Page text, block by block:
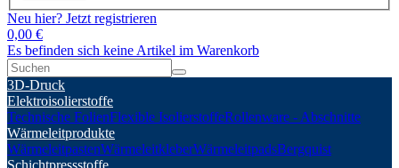
Neu hier? Jetzt registrieren
0,00 €
Es befinden sich keine Artikel im Warenkorb
3D-Druck
Elektroisolierstoffe
Technische FolienFlexible IsolierstoffeRollenware - Abschnitte
Wärmeleitprodukte
WärmeleitpastenWärmeleitkleberWärmeleitpadsBergquist
Schichtpressstoffe